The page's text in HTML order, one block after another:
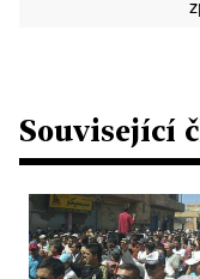
Související